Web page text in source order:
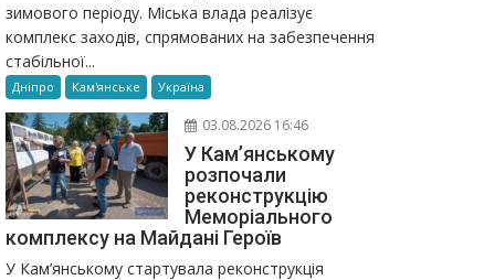
зимового періоду. Міська влада реалізує
комплекс заходів, спрямованих на забезпечення
стабільної...
Дніпро Кам'янське Україна
03.08.2026 16:46
У Кам’янському
розпочали
реконструкцію
Меморіального
комплексу на Майдані Героїв
У Кам’янському стартувала реконструкція